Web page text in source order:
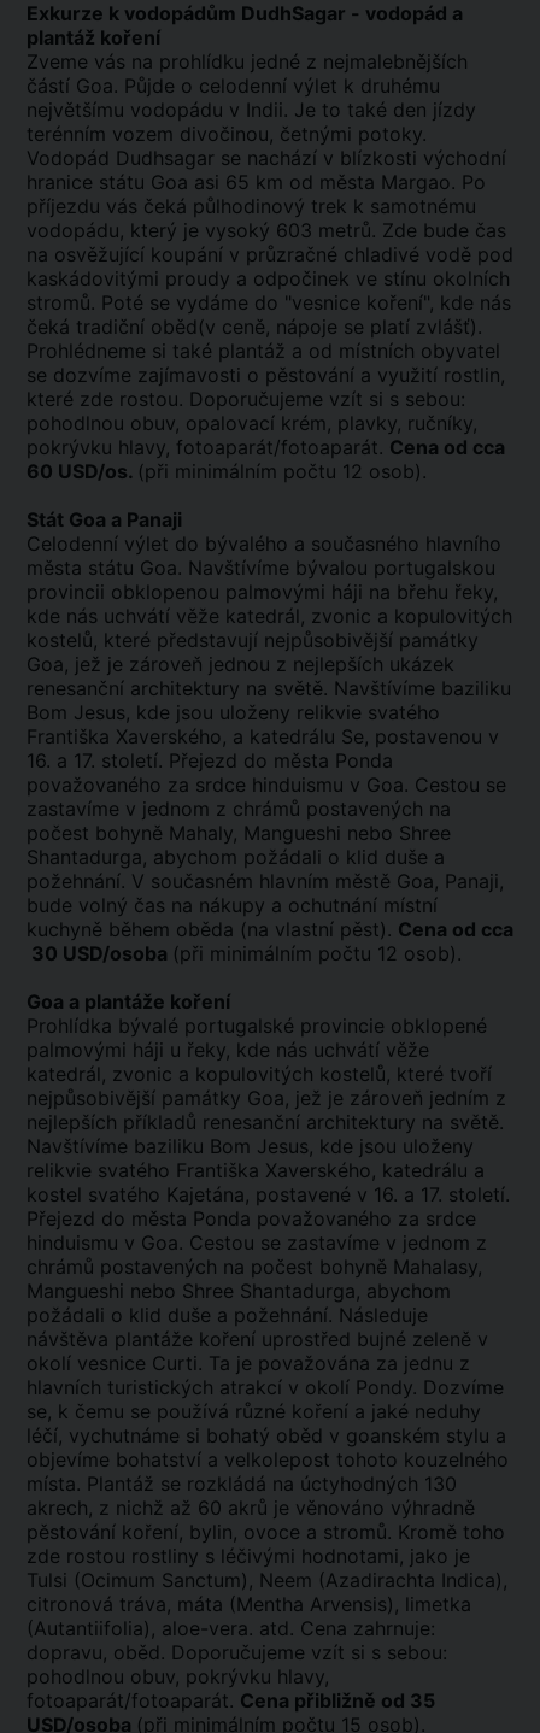
Exkurze k vodopádům DudhSagar - vodopád a
plantáž koření
Zveme vás na prohlídku jedné z nejmalebnějších
částí Goa. Půjde o celodenní výlet k druhému
největšímu vodopádu v Indii. Je to také den jízdy
terénním vozem divočinou, četnými potoky.
Vodopád Dudhsagar se nachází v blízkosti východní
hranice státu Goa asi 65 km od města Margao. Po
příjezdu vás čeká půlhodinový trek k samotnému
vodopádu, který je vysoký 603 metrů. Zde bude čas
na osvěžující koupání v průzračné chladivé vodě pod
kaskádovitými proudy a odpočinek ve stínu okolních
stromů. Poté se vydáme do "vesnice koření", kde nás
čeká tradiční oběd(v ceně, nápoje se platí zvlášť).
Prohlédneme si také plantáž a od místních obyvatel
se dozvíme zajímavosti o pěstování a využití rostlin,
které zde rostou. Doporučujeme vzít si s sebou:
pohodlnou obuv, opalovací krém, plavky, ručníky,
pokrývku hlavy, fotoaparát/fotoaparát. Cena od cca
60 USD/os. (při minimálním počtu 12 osob).
Stát Goa a Panaji
Celodenní výlet do bývalého a současného hlavního
města státu Goa. Navštívíme bývalou portugalskou
provincii obklopenou palmovými háji na břehu řeky,
kde nás uchvátí věže katedrál, zvonic a kopulovitých
kostelů, které představují nejpůsobivější památky
Goa, jež je zároveň jednou z nejlepších ukázek
renesanční architektury na světě. Navštívíme baziliku
Bom Jesus, kde jsou uloženy relikvie svatého
Františka Xaverského, a katedrálu Se, postavenou v
16. a 17. století. Přejezd do města Ponda
považovaného za srdce hinduismu v Goa. Cestou se
zastavíme v jednom z chrámů postavených na
počest bohyně Mahaly, Mangueshi nebo Shree
Shantadurga, abychom požádali o klid duše a
požehnání. V současném hlavním městě Goa, Panaji,
bude volný čas na nákupy a ochutnání místní
kuchyně během oběda (na vlastní pěst). Cena od cca
30 USD/osoba (při minimálním počtu 12 osob).
Goa a plantáže koření
Prohlídka bývalé portugalské provincie obklopené
palmovými háji u řeky, kde nás uchvátí věže
katedrál, zvonic a kopulovitých kostelů, které tvoří
nejpůsobivější památky Goa, jež je zároveň jedním z
nejlepších příkladů renesanční architektury na světě.
Navštívíme baziliku Bom Jesus, kde jsou uloženy
relikvie svatého Františka Xaverského, katedrálu a
kostel svatého Kajetána, postavené v 16. a 17. století.
Přejezd do města Ponda považovaného za srdce
hinduismu v Goa. Cestou se zastavíme v jednom z
chrámů postavených na počest bohyně Mahalasy,
Mangueshi nebo Shree Shantadurga, abychom
požádali o klid duše a požehnání. Následuje
návštěva plantáže koření uprostřed bujné zeleně v
okolí vesnice Curti. Ta je považována za jednu z
hlavních turistických atrakcí v okolí Pondy. Dozvíme
se, k čemu se používá různé koření a jaké neduhy
léčí, vychutnáme si bohatý oběd v goanském stylu a
objevíme bohatství a velkolepost tohoto kouzelného
místa. Plantáž se rozkládá na úctyhodných 130
akrech, z nichž až 60 akrů je věnováno výhradně
pěstování koření, bylin, ovoce a stromů. Kromě toho
zde rostou rostliny s léčivými hodnotami, jako je
Tulsi (Ocimum Sanctum), Neem (Azadirachta Indica),
citronová tráva, máta (Mentha Arvensis), limetka
(Autantiifolia), aloe-vera. atd. Cena zahrnuje:
dopravu, oběd. Doporučujeme vzít si s sebou:
pohodlnou obuv, pokrývku hlavy,
fotoaparát/fotoaparát. Cena přibližně od 35
USD/osoba (při minimálním počtu 15 osob).